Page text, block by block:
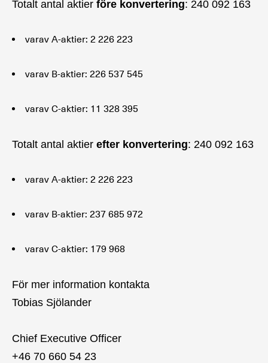
Totalt antal aktier före konvertering: 240 092 163
varav A-aktier: 2 226 223
varav B-aktier: 226 537 545
varav C-aktier: 11 328 395
Totalt antal aktier efter konvertering: 240 092 163
varav A-aktier: 2 226 223
varav B-aktier: 237 685 972
varav C-aktier: 179 968
För mer information kontakta
Tobias Sjölander
Chief Executive Officer
+46 70 660 54 23